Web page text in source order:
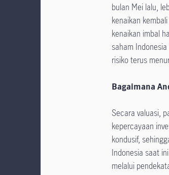
bulan Mei lalu,
kenaikan
kenaikan imbal
saham
risiko terus
Bagaimana
Secara valuasi,
kepercayaan
kondusif,
Indonesia saat
melalui